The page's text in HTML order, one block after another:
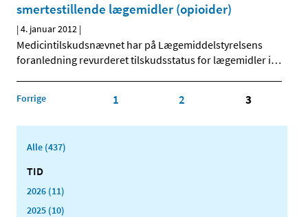
smertestillende lægemidler (opioider)
|4. januar 2012 |
Medicintilskudsnævnet har på Lægemiddelstyrelsens
foranledning revurderet tilskudsstatus for lægemidler i…
Forrige 1 2 3
Alle (437)
TID
2026 (11)
2025 (10)